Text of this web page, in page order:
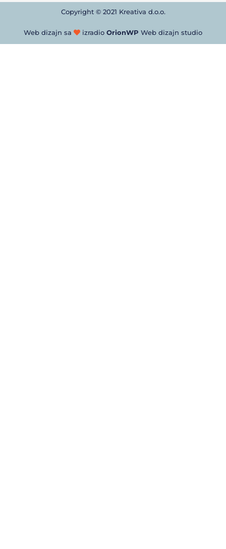
Copyright © 2021 Kreativa d.o.o.
Web dizajn sa izradio OrionWP Web dizajn studio